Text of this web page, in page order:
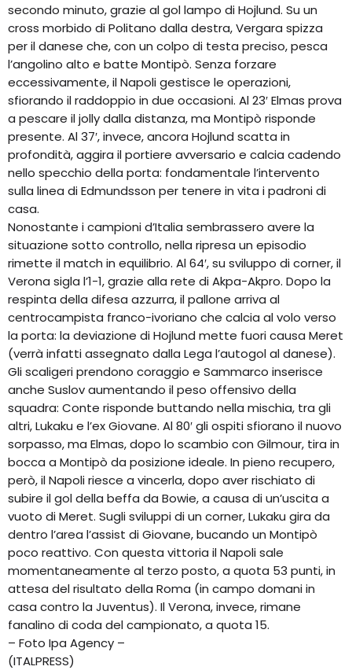
secondo minuto, grazie al gol lampo di Hojlund. Su un
cross morbido di Politano dalla destra, Vergara spizza
per il danese che, con un colpo di testa preciso, pesca
l’angolino alto e batte Montipò. Senza forzare
eccessivamente, il Napoli gestisce le operazioni,
sfiorando il raddoppio in due occasioni. Al 23′ Elmas prova
a pescare il jolly dalla distanza, ma Montipò risponde
presente. Al 37′, invece, ancora Hojlund scatta in
profondità, aggira il portiere avversario e calcia cadendo
nello specchio della porta: fondamentale l’intervento
sulla linea di Edmundsson per tenere in vita i padroni di
casa.
Nonostante i campioni d’Italia sembrassero avere la
situazione sotto controllo, nella ripresa un episodio
rimette il match in equilibrio. Al 64′, su sviluppo di corner, il
Verona sigla l’1-1, grazie alla rete di Akpa-Akpro. Dopo la
respinta della difesa azzurra, il pallone arriva al
centrocampista franco-ivoriano che calcia al volo verso
la porta: la deviazione di Hojlund mette fuori causa Meret
(verrà infatti assegnato dalla Lega l’autogol al danese).
Gli scaligeri prendono coraggio e Sammarco inserisce
anche Suslov aumentando il peso offensivo della
squadra: Conte risponde buttando nella mischia, tra gli
altri, Lukaku e l’ex Giovane. Al 80′ gli ospiti sfiorano il nuovo
sorpasso, ma Elmas, dopo lo scambio con Gilmour, tira in
bocca a Montipò da posizione ideale. In pieno recupero,
però, il Napoli riesce a vincerla, dopo aver rischiato di
subire il gol della beffa da Bowie, a causa di un’uscita a
vuoto di Meret. Sugli sviluppi di un corner, Lukaku gira da
dentro l’area l’assist di Giovane, bucando un Montipò
poco reattivo. Con questa vittoria il Napoli sale
momentaneamente al terzo posto, a quota 53 punti, in
attesa del risultato della Roma (in campo domani in
casa contro la Juventus). Il Verona, invece, rimane
fanalino di coda del campionato, a quota 15.
– Foto Ipa Agency –
(ITALPRESS)